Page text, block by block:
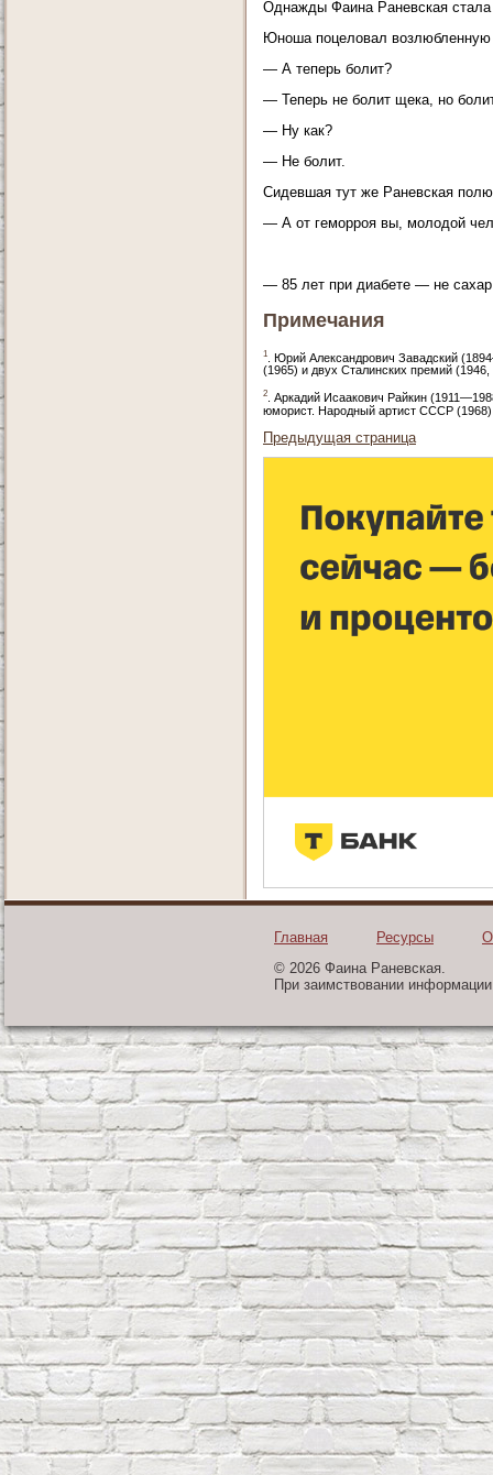
Однажды Фаина Раневская
Юноша поцеловал
— А теперь болит?
— Теперь не болит щека, но
— Ну как?
— Не болит.
Сидевшая тут же Раневская
— А от геморроя вы, молодой
— 85 лет при диабете — не
Примечания
1
. Юрий Александрович Завадский
(1965) и двух Сталинских премий
2
. Аркадий Исаакович Райкин
юморист. Народный артист СССР (1968)
Предыдущая страница
Главная Ресурсы
© 2026 Фаина Раневская.
При заимствовании